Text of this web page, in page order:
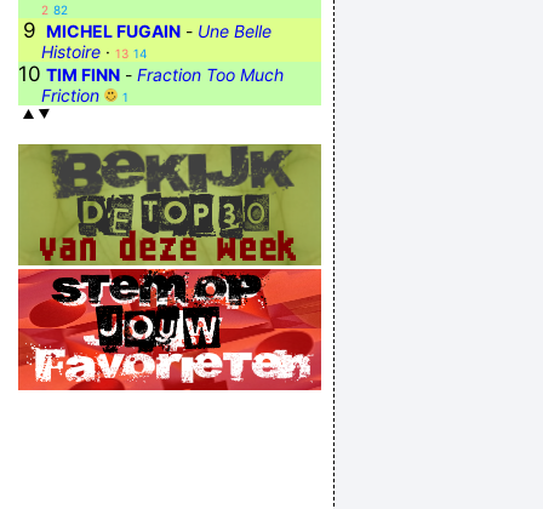
2 82
9 MICHEL FUGAIN - Une Belle
Histoire · 13 14
10 TIM FINN - Fraction Too Much
Friction
1